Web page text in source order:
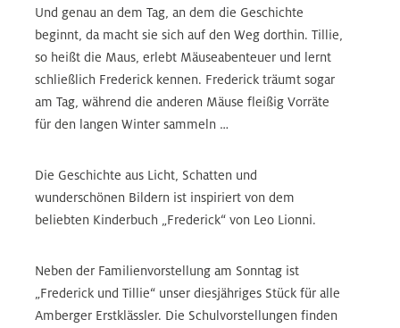
Und genau an dem Tag, an dem die Geschichte
beginnt, da macht sie sich auf den Weg dorthin. Tillie,
so heißt die Maus, erlebt Mäuseabenteuer und lernt
schließlich Frederick kennen. Frederick träumt sogar
am Tag, während die anderen Mäuse fleißig Vorräte
für den langen Winter sammeln …
Die Geschichte aus Licht, Schatten und
wunderschönen Bildern ist inspiriert von dem
beliebten Kinderbuch „Frederick“ von Leo Lionni.
Neben der Familienvorstellung am Sonntag ist
„Frederick und Tillie“ unser diesjähriges Stück für alle
Amberger Erstklässler. Die Schulvorstellungen finden